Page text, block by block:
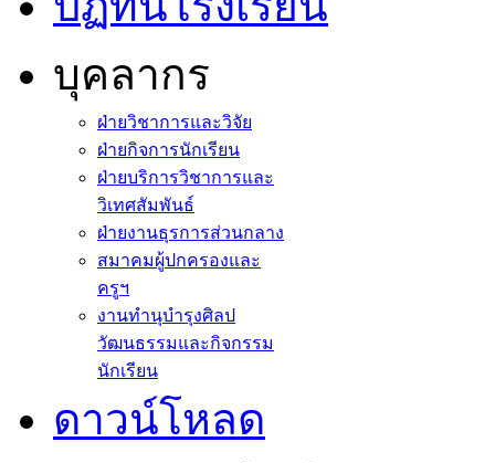
บุคลากร
ฝ่ายวิชาการและวิจัย
ฝ่ายกิจการนักเรียน
ฝ่ายบริการวิชาการและ
วิเทศสัมพันธ์
ฝ่ายงานธุรการส่วนกลาง
สมาคมผู้ปกครองและ
ครูฯ
งานทำนุบำรุงศิลป
วัฒนธรรมและกิจกรรม
นักเรียน
ดาวน์โหลด